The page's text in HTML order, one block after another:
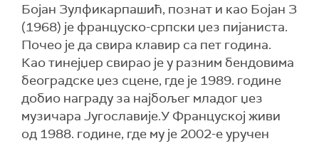
Бојан Зулфикарпашић, познат и као Бојан З
(1968) је француско-српски џез пијаниста.
Почео је да свира клавир са пет година.
Као тинејџер свирао је у разним бендовима
београдске џез сцене, где је 1989. године
добио награду за најбољег младог џез
музичара Југославије.У Француској живи
од 1988. године, где му је 2002-е уручен